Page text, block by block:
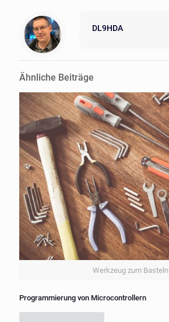
DL9HDA
Ähnliche Beiträge
Werkzeug zum Basteln
Programmierung von Microcontrollern